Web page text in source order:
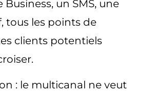
Business, un SMS, une
tous les points de
clients potentiels
: le multicanal ne veut